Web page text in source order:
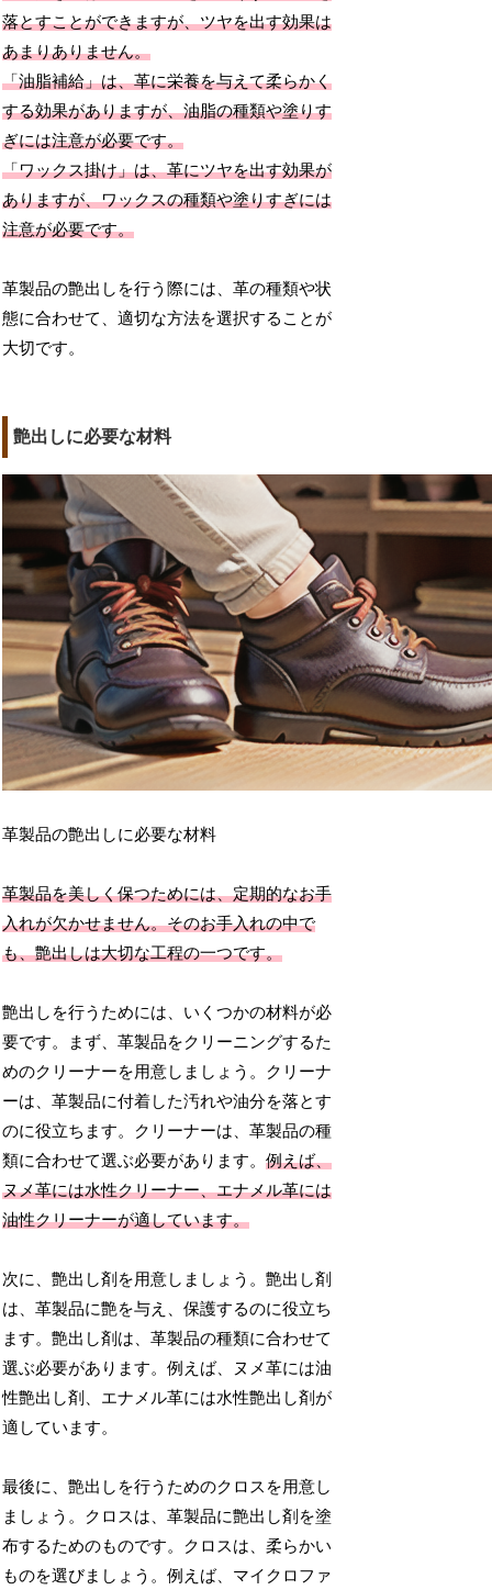
落とすことができますが、ツヤを出す効果は
あまりありません。
「油脂補給」は、革に栄養を与えて柔らかく
する効果がありますが、油脂の種類や塗りす
ぎには注意が必要です。
「ワックス掛け」は、革にツヤを出す効果が
ありますが、ワックスの種類や塗りすぎには
注意が必要です。
革製品の艶出しを行う際には、革の種類や状
態に合わせて、適切な方法を選択することが
大切です。
艶出しに必要な材料
革製品の艶出しに必要な材料
革製品を美しく保つためには、定期的なお手
入れが欠かせません。そのお手入れの中で
も、艶出しは大切な工程の一つです。
艶出しを行うためには、いくつかの材料が必
要です。まず、革製品をクリーニングするた
めのクリーナーを用意しましょう。クリーナ
ーは、革製品に付着した汚れや油分を落とす
のに役立ちます。クリーナーは、革製品の種
類に合わせて選ぶ必要があります。例えば、
ヌメ革には水性クリーナー、エナメル革には
油性クリーナーが適しています。
次に、艶出し剤を用意しましょう。艶出し剤
は、革製品に艶を与え、保護するのに役立ち
ます。艶出し剤は、革製品の種類に合わせて
選ぶ必要があります。例えば、ヌメ革には油
性艶出し剤、エナメル革には水性艶出し剤が
適しています。
最後に、艶出しを行うためのクロスを用意し
ましょう。クロスは、革製品に艶出し剤を塗
布するためのものです。クロスは、柔らかい
ものを選びましょう。例えば、マイクロファ